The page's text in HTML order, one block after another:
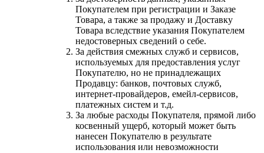
Покупателем при регистрации и Заказе
Товара, а также за продажу и Доставку
Товара вследствие указания Покупателем
недостоверных сведений о себе.
За действия смежных служб и сервисов,
используемых для предоставления услуг
Покупателю, но не принадлежащих
Продавцу: банков, почтовых служб,
интернет-провайдеров, емейл-сервисов,
платежных систем и т.д.
За любые расходы Покупателя, прямой либо
косвенный ущерб, который может быть
нанесен Покупателю в результате
использования или невозможности